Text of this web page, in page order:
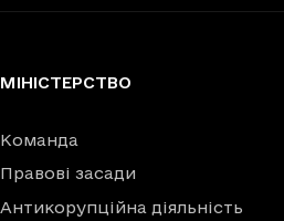
МІНІСТЕРСТВО
Команда
Правові засади
Антикорупційна діяльність